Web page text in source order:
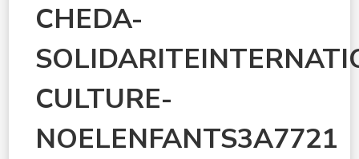
CHEDA-
CULTURE-
NOELENFANTS3A7721